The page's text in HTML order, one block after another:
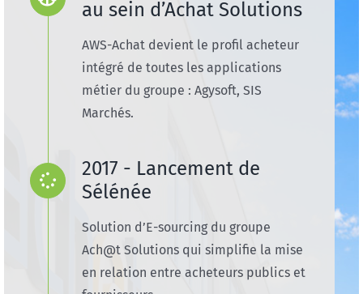
au sein d’Achat Solutions
AWS-Achat devient le profil acheteur
intégré de toutes les applications
métier du groupe : Agysoft, SIS
Marchés.
2017 - Lancement de
Sélénée
Solution d’E-sourcing du groupe
Ach@t Solutions qui simplifie la mise
en relation entre acheteurs publics et